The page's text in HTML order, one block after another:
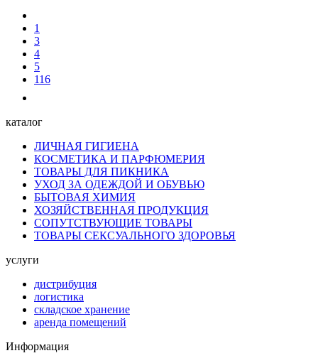
1
3
4
5
116
каталог
ЛИЧНАЯ ГИГИЕНА
КОСМЕТИКА И ПАРФЮМЕРИЯ
ТОВАРЫ ДЛЯ ПИКНИКА
УХОД ЗА ОДЕЖДОЙ И ОБУВЬЮ
БЫТОВАЯ ХИМИЯ
ХОЗЯЙСТВЕННАЯ ПРОДУКЦИЯ
СОПУТСТВУЮЩИЕ ТОВАРЫ
ТОВАРЫ СЕКСУАЛЬНОГО ЗДОРОВЬЯ
услуги
дистрибуция
логистика
складское хранение
аренда помещений
Информация